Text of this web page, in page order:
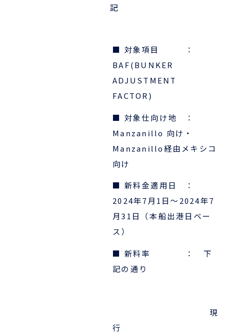
お役立ち資料
お役立ち資料
記
■ 対象項目 ：
BAF(BUNKER
ADJUSTMENT
FACTOR)
■ 対象仕向け地 ：
Manzanillo 向け・
Manzanillo経由メキシコ
向け
■ 新料金適用日 ：
2024年7月1日～2024年7
月31日
（本船出港日ベー
ス）
■ 新料率 ： 下
記の通り
現
行